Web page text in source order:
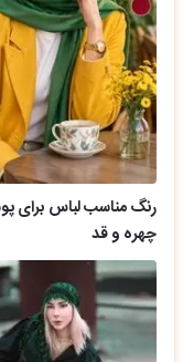
رنگ مناسب لباس برای
چهره و قد